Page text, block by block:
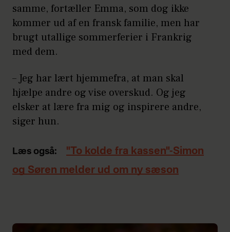
samme, fortæller Emma, som dog ikke
kommer ud af en fransk familie, men har
brugt utallige sommerferier i Frankrig
med dem.
– Jeg har lært hjemmefra, at man skal
hjælpe andre og vise overskud. Og jeg
elsker at lære fra mig og inspirere andre,
siger hun.
Læs også:
"To kolde fra kassen"-Simon
og Søren melder ud om ny sæson